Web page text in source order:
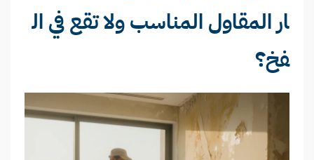
ار المقاول المناسب ولا تقع في ال
فخ؟